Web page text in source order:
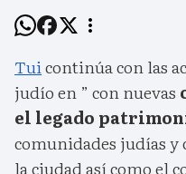
Tuicontinúa con las
judío en ” con nuevas
el legado
comunidades judías
la ciudad así como el